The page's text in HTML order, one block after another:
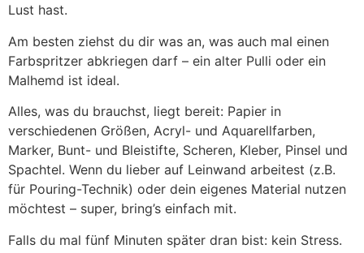
Lust hast.
Am besten ziehst du dir was an, was auch mal einen
Farbspritzer abkriegen darf – ein alter Pulli oder ein
Malhemd ist ideal.
Alles, was du brauchst, liegt bereit: Papier in
verschiedenen Größen, Acryl- und Aquarellfarben,
Marker, Bunt- und Bleistifte, Scheren, Kleber, Pinsel und
Spachtel. Wenn du lieber auf Leinwand arbeitest (z.B.
für Pouring-Technik) oder dein eigenes Material nutzen
möchtest – super, bring’s einfach mit.
Falls du mal fünf Minuten später dran bist: kein Stress.